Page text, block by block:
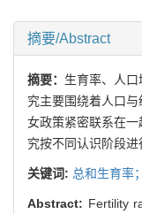
摘要/Abstract
摘要： 生育率、人
究主要围绕着人口
女政策紧密联系在
究按不同认识阶段进
关键词: 总和生育率；
Abstract: Fertility